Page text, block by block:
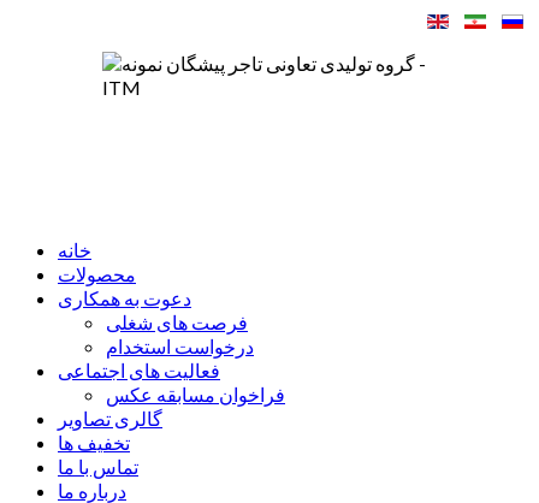
خانه
محصولات
دعوت به همکاری
فرصت های شغلی
درخواست استخدام
فعالیت های اجتماعی
فراخوان مسابقه عکس
گالری تصاویر
تخفیف ها
تماس با ما
درباره ما